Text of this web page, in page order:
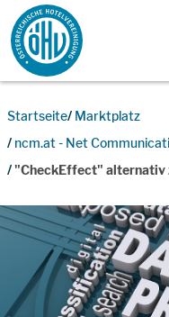
Zum Inhalt
Startseite Marktplatz
ncm.at - Net
"CheckEffect" alternativ